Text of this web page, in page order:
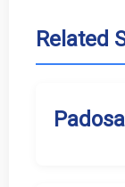
Related